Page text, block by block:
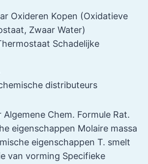
Oxideren Kopen (Oxidatieve
Zwaar Water)
Schadelijke
distributeurs
Chem. Formule Rat.
eigenschappen Molaire massa
eigenschappen T. smelt
van vorming Specifieke